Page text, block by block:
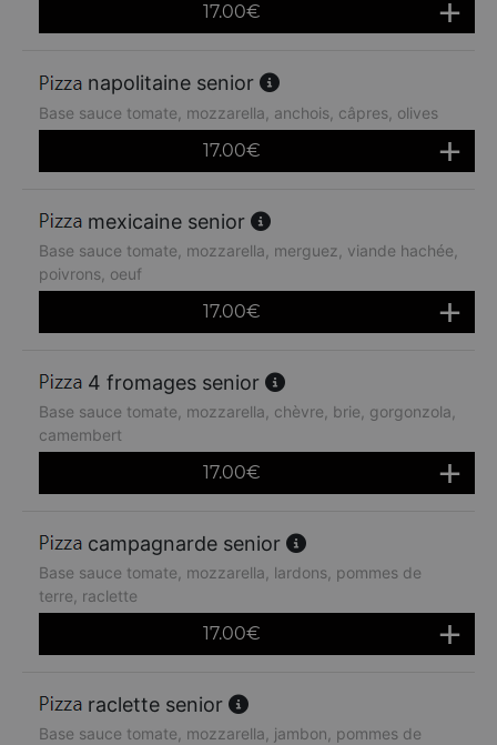
17.00€
napolitaine senior
Base sauce tomate, mozzarella, anchois, câpres, olives
17.00€
mexicaine senior
Base sauce tomate, mozzarella, merguez, viande hachée,
poivrons, oeuf
17.00€
4 fromages senior
Base sauce tomate, mozzarella, chèvre, brie, gorgonzola,
camembert
17.00€
campagnarde senior
Base sauce tomate, mozzarella, lardons, pommes de
terre, raclette
17.00€
raclette senior
Base sauce tomate, mozzarella, jambon, pommes de